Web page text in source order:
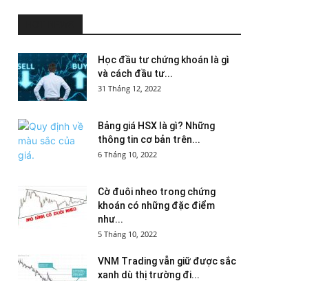
Học đầu tư chứng khoán là gì
và cách đầu tư...
31 Tháng 12, 2022
Bảng giá HSX là gì? Những
thông tin cơ bản trên...
6 Tháng 10, 2022
Cờ đuôi nheo trong chứng
khoán có những đặc điểm
như...
5 Tháng 10, 2022
VNM Trading vẫn giữ được sắc
xanh dù thị trường đi...